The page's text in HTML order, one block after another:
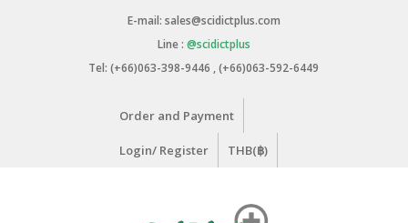
E-mail: sales@scidictplus.com
Line : @scidictplus
Tel: (+66)063-398-9446 , (+66)063-592-6449
Order and Payment
Login/ Register THB(฿)